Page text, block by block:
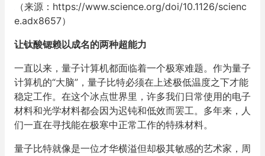
（来源：https://www.science.org/doi/10.1126/scienc
e.adx8657）
让钛酸锶赖以成名的两种超能力
一直以来，量子计算机都面临着一个极寒难题。作为量子
计算机的“大脑”，量子比特必须在上述极低温度之下才能
稳定工作。在这个冰点世界里，许多我们日常使用的电子
材料和光学材料都会因为迟钝和低效而罢工。多年来，人
们一直在寻找能在极寒中正常工作的特殊材料。
量子比特就像是一位才华横溢但却极其敏感的艺术家，周